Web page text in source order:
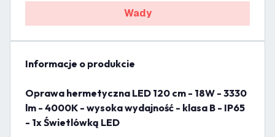
Wady
informacje o produkcie
Oprawa hermetyczna LED 120 cm - 18W - 3330
lm - 4000K - wysoka wydajność - klasa B - IP65
- 1x Świetlówką LED